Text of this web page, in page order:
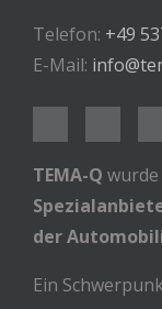
Telefon: +49
E-Mail:
TEMA-Q wurde
der
Ein